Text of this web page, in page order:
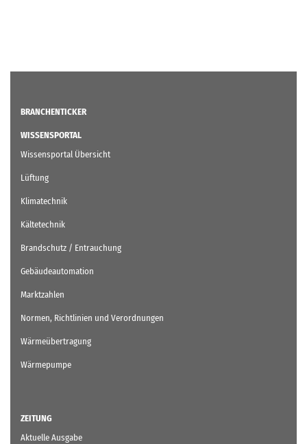
BRANCHENTICKER
WISSENSPORTAL
Wissensportal Übersicht
Lüftung
Klimatechnik
Kältetechnik
Brandschutz / Entrauchung
Gebäudeautomation
Marktzahlen
Normen, Richtlinien und Verordnungen
Wärmeübertragung
Wärmepumpe
ZEITUNG
Aktuelle Ausgabe